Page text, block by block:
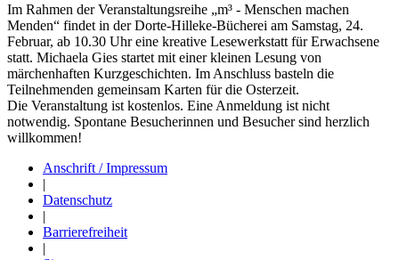
Im Rahmen der Veranstaltungsreihe „m³ - Menschen machen
Menden“ findet in der Dorte-Hilleke-Bücherei am Samstag, 24.
Februar, ab 10.30 Uhr eine kreative Lesewerkstatt für Erwachsene
statt. Michaela Gies startet mit einer kleinen Lesung von
märchenhaften Kurzgeschichten. Im Anschluss basteln die
Teilnehmenden gemeinsam Karten für die Osterzeit.
Die Veranstaltung ist kostenlos. Eine Anmeldung ist nicht
notwendig. Spontane Besucherinnen und Besucher sind herzlich
willkommen!
Anschrift / Impressum
|
Datenschutz
|
Barrierefreiheit
|